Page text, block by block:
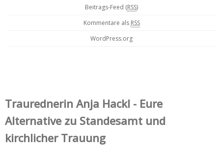
Beitrags-Feed (RSS)
Kommentare als RSS
WordPress.org
Trauredner‌in Anja Hackl - Eure
Alternative zu Standesamt und
kirchlicher Trauung